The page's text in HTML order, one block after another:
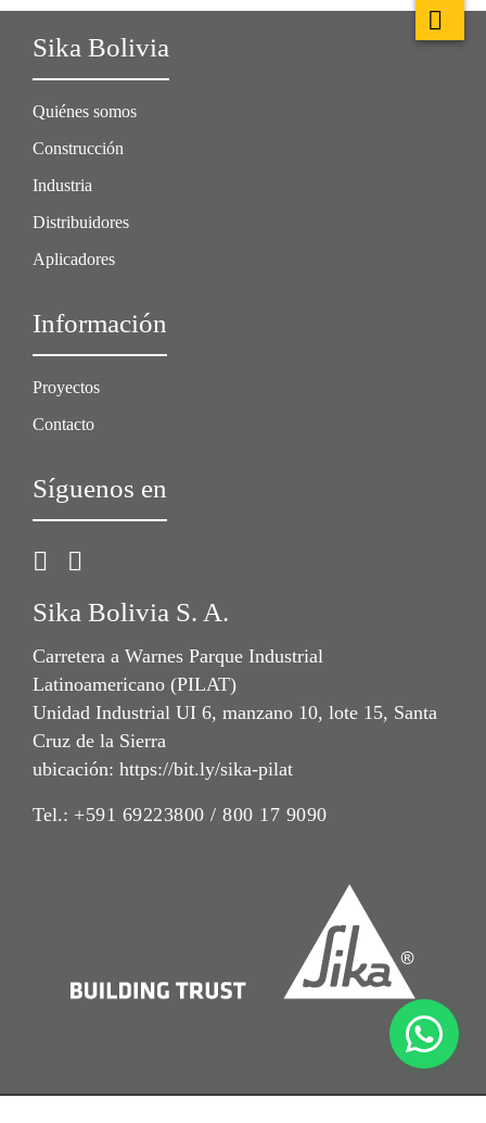
Sika Bolivia
Quiénes somos
Construcción
Industria
Distribuidores
Aplicadores
Información
Proyectos
Contacto
Síguenos en
Sika Bolivia S. A.
Carretera a Warnes Parque Industrial
Latinoamericano (PILAT)
Unidad Industrial UI 6, manzano 10, lote 15, Santa
Cruz de la Sierra
ubicación: https://bit.ly/sika-pilat
Tel.: +591 69223800 / 800 17 9090